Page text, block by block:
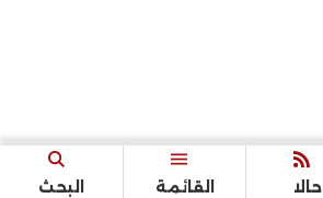
حالا القائمة البحث